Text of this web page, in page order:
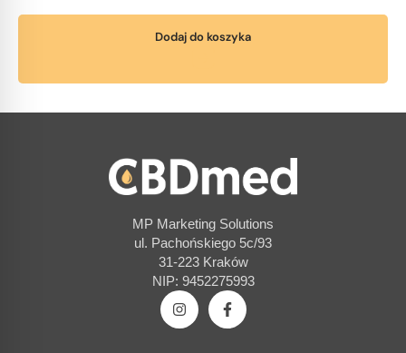
Dodaj do koszyka
MP Marketing Solutions
ul. Pachońskiego 5c/93
31-223 Kraków
NIP: 9452275993